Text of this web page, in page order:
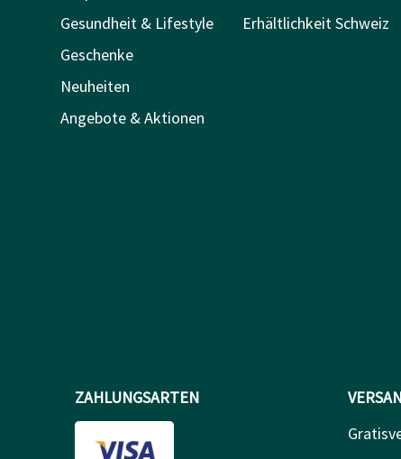
Gesundheit & Lifestyle
Geschenke
Neuheiten
Angebote & Aktionen
Erhältlichkeit Schweiz
ZAHLUNGSARTEN